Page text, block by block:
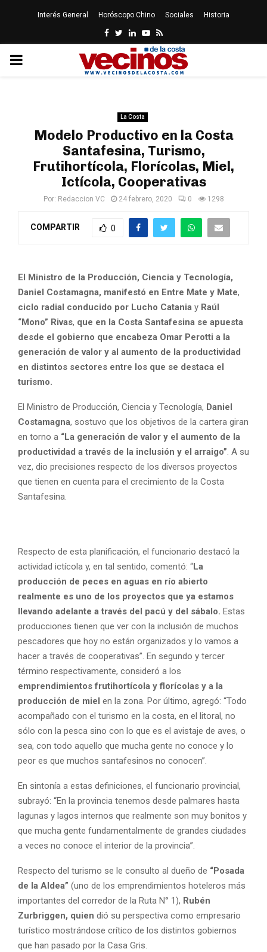
Interés General Horóscopo Chino Sociales Historia
Facebook
Twitter
LinkedinYoutube
Rss
PRIMARY
La Costa
Modelo Productivo en la Costa
Santafesina, Turismo,
Frutihortícola, Florícolas, Miel,
Ictícola, Cooperativas
Por: Redaccion VC 24 febrero, 2020 0 1298
COMPARTIR 0
El Ministro de la Producción, Ciencia y Tecnología,
Daniel Costamagna, manifestó en Entre Mate y Mate,
ciclo radial conducido por Lucho Catania y Raúl
“Mono” Rivas, que en la Costa Santafesina se apuesta
desde el gobierno que encabeza Omar Perotti a la
generación de valor y al aumento de la productividad
en distintos sectores entre los que se destaca el
turismo.
El Ministro de Producción, Ciencia y Tecnología, Daniel
Costamagna, sostuvo que los objetivos de la cartera giran
en torno a “La generación de valor y el aumento de la
productividad a través de la inclusión y el arraigo” . A su
vez, dio precisiones respecto de los diversos proyectos
que tienen en cuenta para el crecimiento de la Costa
Santafesina.
Respecto de esta planificación, el funcionario destacó la
actividad ictícola y, en tal sentido, comentó: “La
producción de peces en aguas en río abierto
realmente es uno de los proyectos que ya estamos
llevando adelante a través del pacú y del sábalo. Estas
producciones tienen que ver con la inclusión de muchos
pescadores que hoy no están organizados y lo vamos a
hacer a través de cooperativas”. En segundo y tercer
término respectivamente, consideró a los
emprendimientos frutihortícola y florícolas y a la
producción de miel en la zona. Por último, agregó: “Todo
acompañado con el turismo en la costa, en el litoral, no
sólo con la pesca sino con lo que es el avistaje de aves, o
sea, con todo aquello que mucha gente no conoce y lo
peor es que muchos santafesinos no conocen”.
En sintonía a estas definiciones, el funcionario provincial,
subrayó: “En la provincia tenemos desde palmares hasta
lagunas y lagos internos que realmente son muy bonitos y
que mucha gente fundamentalmente de grandes ciudades
a veces no conoce el interior de la provincia”.
Respecto del turismo se le consulto al dueño de “Posada
de la Aldea” (uno de los emprendimientos hoteleros más
importantes del corredor de la Ruta N° 1), Rubén
Zurbriggen, quien dió su perspectiva como empresario
turístico mostrándose crítico de los distintos gobiernos
que han pasado por la Casa Gris.